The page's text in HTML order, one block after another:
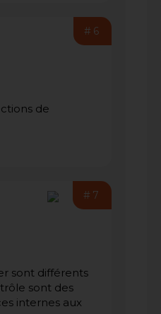
#6
de
#7
sont différents
sont des
internes aux